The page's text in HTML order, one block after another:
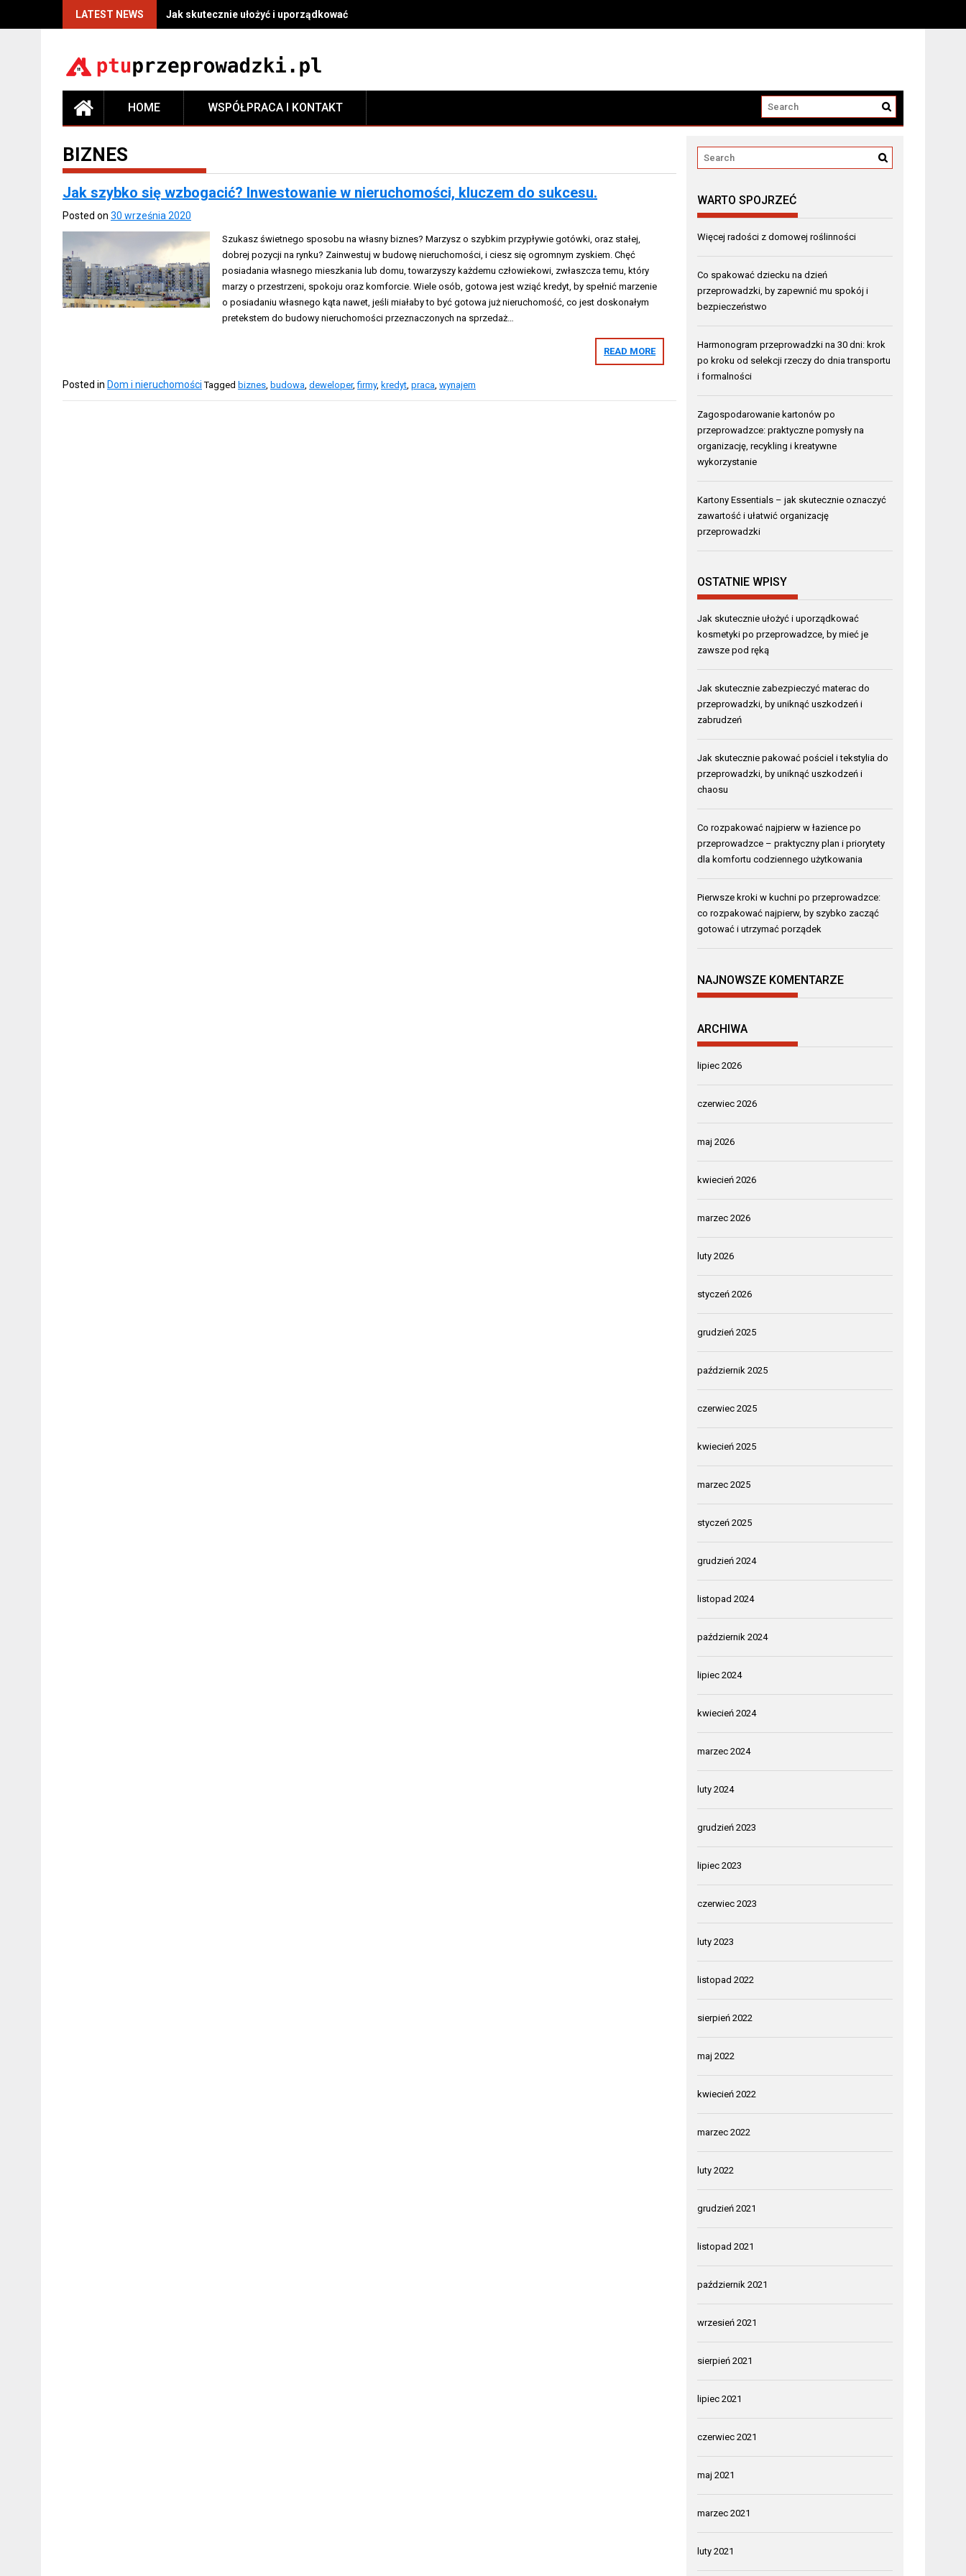
LATEST NEWS Jak skutecznie ułożyć i uporządkować kosmetyki po przeprowadzce, by mieć je zawsze pod ręką
HOME WSPÓŁPRACA I KONTAKT
BIZNES
Jak szybko się wzbogacić? Inwestowanie w nieruchomości, kluczem do sukcesu.
Posted on 30 września 2020
Szukasz świetnego sposobu na własny biznes? Marzysz o szybkim przypływie gotówki, oraz stałej,
dobrej pozycji na rynku? Zainwestuj w budowę nieruchomości, i ciesz się ogromnym zyskiem. Chęć
posiadania własnego mieszkania lub domu, towarzyszy każdemu człowiekowi, zwłaszcza temu, który
marzy o przestrzeni, spokoju oraz komforcie. Wiele osób, gotowa jest wziąć kredyt, by spełnić marzenie
o posiadaniu własnego kąta nawet, jeśli miałaby to być gotowa już nieruchomość, co jest doskonałym
pretekstem do budowy nieruchomości przeznaczonych na sprzedaż…
READ MORE
Posted in Dom i nieruchomości Tagged biznes, budowa, deweloper,firmy, kredyt, praca, wynajem
WARTO SPOJRZEĆ
Więcej radości z domowej roślinności
Co spakować dziecku na dzień
przeprowadzki, by zapewnić mu spokój i
bezpieczeństwo
Harmonogram przeprowadzki na 30 dni: krok
po kroku od selekcji rzeczy do dnia transportu
i formalności
Zagospodarowanie kartonów po
przeprowadzce: praktyczne pomysły na
organizację, recykling i kreatywne
wykorzystanie
Kartony Essentials – jak skutecznie oznaczyć
zawartość i ułatwić organizację
przeprowadzki
OSTATNIE WPISY
Jak skutecznie ułożyć i uporządkować
kosmetyki po przeprowadzce, by mieć je
zawsze pod ręką
Jak skutecznie zabezpieczyć materac do
przeprowadzki, by uniknąć uszkodzeń i
zabrudzeń
Jak skutecznie pakować pościel i tekstylia do
przeprowadzki, by uniknąć uszkodzeń i
chaosu
Co rozpakować najpierw w łazience po
przeprowadzce – praktyczny plan i priorytety
dla komfortu codziennego użytkowania
Pierwsze kroki w kuchni po przeprowadzce:
co rozpakować najpierw, by szybko zacząć
gotować i utrzymać porządek
NAJNOWSZE KOMENTARZE
ARCHIWA
lipiec 2026
czerwiec 2026
maj 2026
kwiecień 2026
marzec 2026
luty 2026
styczeń 2026
grudzień 2025
październik 2025
czerwiec 2025
kwiecień 2025
marzec 2025
styczeń 2025
grudzień 2024
listopad 2024
październik 2024
lipiec 2024
kwiecień 2024
marzec 2024
luty 2024
grudzień 2023
lipiec 2023
czerwiec 2023
luty 2023
listopad 2022
sierpień 2022
maj 2022
kwiecień 2022
marzec 2022
luty 2022
grudzień 2021
listopad 2021
październik 2021
wrzesień 2021
sierpień 2021
lipiec 2021
czerwiec 2021
maj 2021
marzec 2021
luty 2021